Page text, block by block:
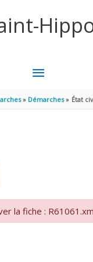
MENU
Démarches État
la fiche :